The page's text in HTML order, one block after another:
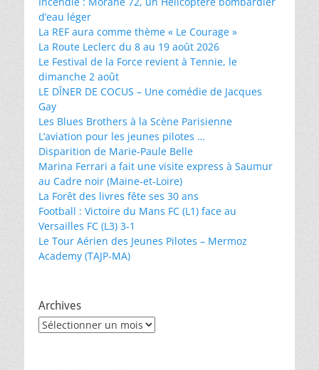
d’eau léger
La REF aura comme thème « Le Courage »
La Route Leclerc du 8 au 19 août 2026
Le Festival de la Force revient à Tennie, le
dimanche 2 août
LE DÎNER DE COCUS – Une comédie de Jacques
Gay
Les Blues Brothers à la Scène Parisienne
L’aviation pour les jeunes pilotes …
Disparition de Marie-Paule Belle
Marina Ferrari a fait une visite express à Saumur
au Cadre noir (Maine-et-Loire)
La Forêt des livres fête ses 30 ans
Football : Victoire du Mans FC (L1) face au
Versailles FC (L3) 3-1
Le Tour Aérien des Jeunes Pilotes – Mermoz
Academy (TAJP-MA)
Archives
Archives